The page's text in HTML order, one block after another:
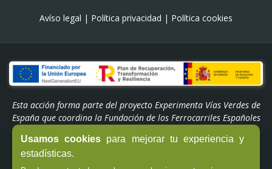
Usamos cookies para mejorar tu experiencia y
estadísticas.
Avíso legal | Política privacidad | Política cookies
Esta acción forma parte del proyecto Experimenta Vías Verdes de
España que coordina la Fundación de los Ferrocarriles Españoles
Transformación y Resiliencia. Financiado por la Unión Europea -
NextGenerationEU a través del Programa 'Experiencias Turismo